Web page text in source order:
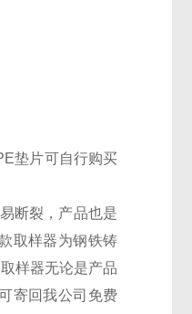
垫片可自行购买
断裂，产品也是
取样器为钢铁铸
样器无论是产品
寄回我公司免费